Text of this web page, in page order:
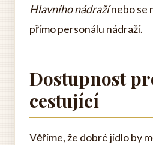
Hlavního nádražínebo se
přímo personálu nádraží.
Dostupnost
cestující
Věříme, že dobré jídlo by